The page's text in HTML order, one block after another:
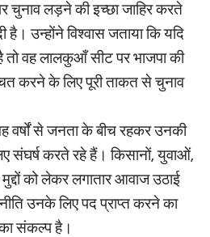
चुनाव लड़ने की इच्छा जाहिर करते
है। उन्होंने विश्वास जताया कि यदि
है तो वह लालकुआँ सीट पर भाजपा की
करने के लिए पूरी ताकत से चुनाव
वर्षों से जनता के बीच रहकर उनकी
संघर्ष करते रहे हैं। किसानों, युवाओं,
को लेकर लगातार आवाज उठाई
उनके लिए पद प्राप्त करने का
संकल्प है।